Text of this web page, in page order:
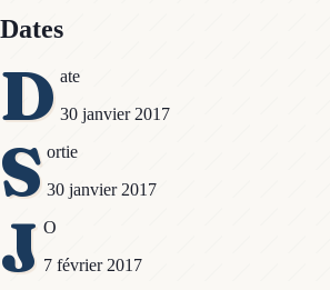
Dates
D ate
30 janvier 2017
S ortie
30 janvier 2017
J O
7 février 2017